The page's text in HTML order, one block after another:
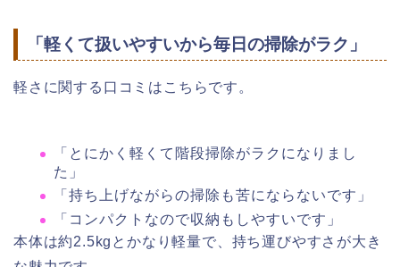
「軽くて扱いやすいから毎日の掃除がラク」
軽さに関する口コミはこちらです。
「とにかく軽くて階段掃除がラクになりまし
た」
「持ち上げながらの掃除も苦にならないです」
「コンパクトなので収納もしやすいです」
本体は約2.5kgとかなり軽量で、持ち運びやすさが大き